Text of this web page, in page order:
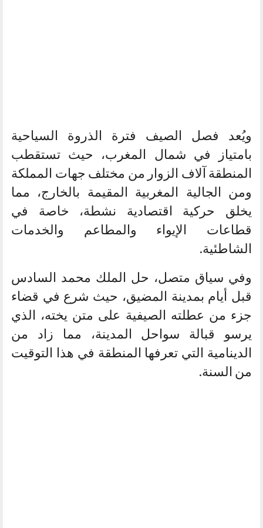
ويُعد فصل الصيف فترة الذروة السياحية
بامتياز في شمال المغرب، حيث تستقطب
المنطقة آلاف الزوار من مختلف جهات المملكة
ومن الجالية المغربية المقيمة بالخارج، مما
يخلق حركية اقتصادية نشطة، خاصة في
قطاعات الإيواء والمطاعم والخدمات
الشاطئية.
وفي سياق متصل، حل الملك محمد السادس
قبل أيام بمدينة المضيق، حيث شرع في قضاء
جزء من عطلته الصيفية على متن يخته، الذي
يرسو قبالة سواحل المدينة، مما زاد من
الدينامية التي تعرفها المنطقة في هذا التوقيت
من السنة.